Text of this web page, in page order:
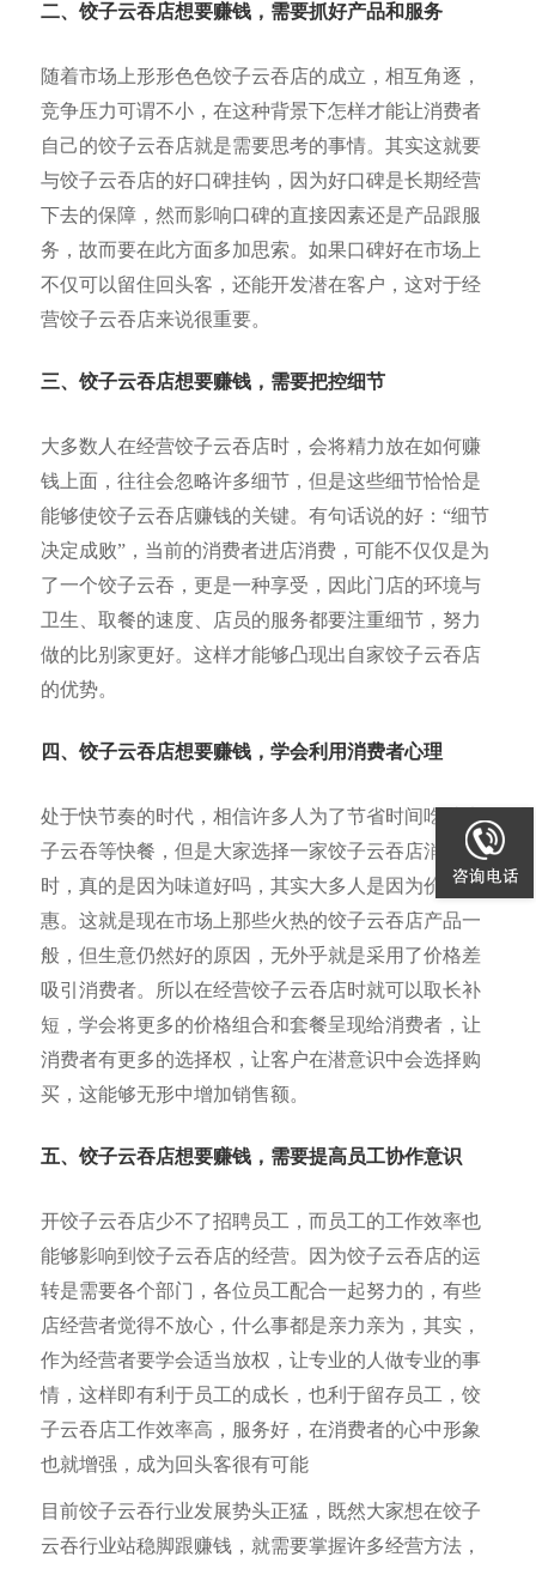
二、饺子云吞店想要赚钱，需要抓好产品和服务
随着市场上形形色色饺子云吞店的成立，相互角逐，
竞争压力可谓不小，在这种背景下怎样才能让消费者
自己的饺子云吞店就是需要思考的事情。其实这就要
与饺子云吞店的好口碑挂钩，因为好口碑是长期经营
下去的保障，然而影响口碑的直接因素还是产品跟服
务，故而要在此方面多加思索。如果口碑好在市场上
不仅可以留住回头客，还能开发潜在客户，这对于经
营饺子云吞店来说很重要。
三、饺子云吞店想要赚钱，需要把控细节
大多数人在经营饺子云吞店时，会将精力放在如何赚
钱上面，往往会忽略许多细节，但是这些细节恰恰是
能够使饺子云吞店赚钱的关键。有句话说的好：“细节
决定成败”，当前的消费者进店消费，可能不仅仅是为
了一个饺子云吞，更是一种享受，因此门店的环境与
卫生、取餐的速度、店员的服务都要注重细节，努力
做的比别家更好。这样才能够凸现出自家饺子云吞店
的优势。
四、饺子云吞店想要赚钱，学会利用消费者心理
处于快节奏的时代，相信许多人为了节省时间吃过饺
子云吞等快餐，但是大家选择一家饺子云吞店消费
时，真的是因为味道好吗，其实大多人是因为价格实
惠。这就是现在市场上那些火热的饺子云吞店产品一
般，但生意仍然好的原因，无外乎就是采用了价格差
吸引消费者。所以在经营饺子云吞店时就可以取长补
短，学会将更多的价格组合和套餐呈现给消费者，让
消费者有更多的选择权，让客户在潜意识中会选择购
买，这能够无形中增加销售额。
五、饺子云吞店想要赚钱，需要提高员工协作意识
开饺子云吞店少不了招聘员工，而员工的工作效率也
能够影响到饺子云吞店的经营。因为饺子云吞店的运
转是需要各个部门，各位员工配合一起努力的，有些
店经营者觉得不放心，什么事都是亲力亲为，其实，
作为经营者要学会适当放权，让专业的人做专业的事
情，这样即有利于员工的成长，也利于留存员工，饺
子云吞店工作效率高，服务好，在消费者的心中形象
也就增强，成为回头客很有可能
目前饺子云吞行业发展势头正猛，既然大家想在饺子
云吞行业站稳脚跟赚钱，就需要掌握许多经营方法，